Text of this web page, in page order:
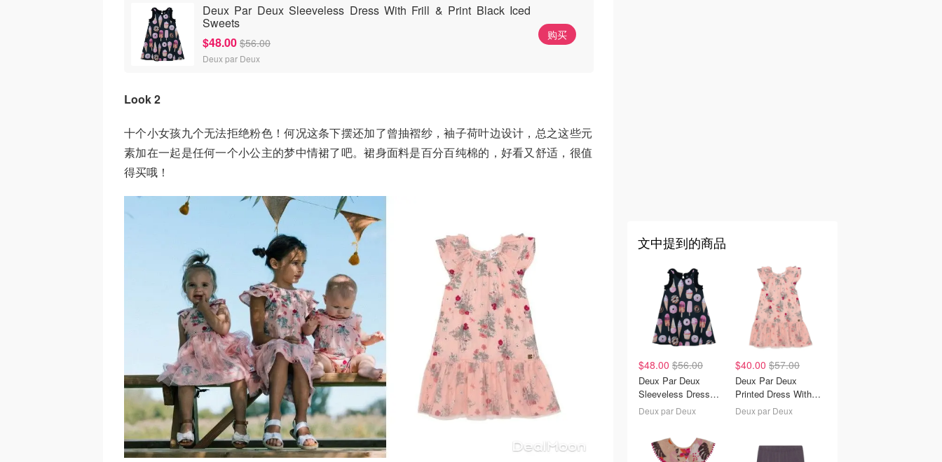
Deux Par Deux Sleeveless Dress With Frill & Print Black Iced
Sweets
$48.00 $56.00
Deux par Deux
购买
Look 2
十个小女孩九个无法拒绝粉色！何况这条下摆还加了曾抽褶纱，袖子荷叶边设计，总之这些元
素加在一起是任何一个小公主的梦中情裙了吧。裙身面料是百分百纯棉的，好看又舒适，很值
得买哦！
文中提到的商品
$48.00 $56.00
Deux Par Deux
Sleeveless Dress
With Frill & Print
Black Iced Sweets
Deux par Deux
$40.00 $57.00
Deux Par Deux
Printed Dress With
Ruffle Sleeves
Vintage Pink
Deux par Deux